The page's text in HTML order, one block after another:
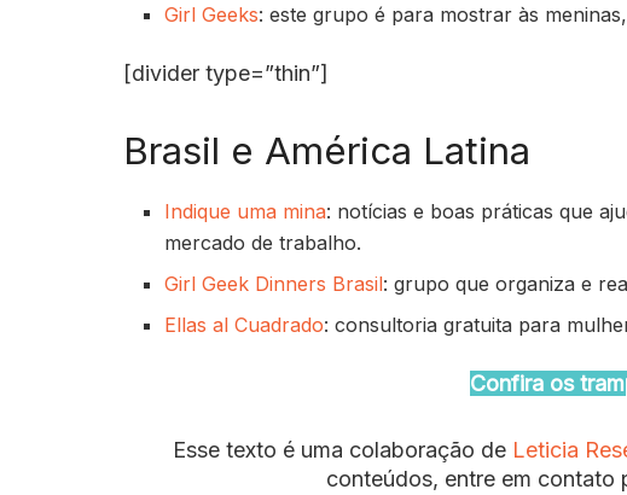
Girl Geeks: este grupo é para mostrar às
[divider type=”thin”]
Brasil e América Latina
Indique uma mina: notícias e boas práticas que
mercado de trabalho.
Girl Geek Dinners Brasil: grupo que organiza e
Ellas al Cuadrado: consultoria gratuita para
Confira os
Esse texto é uma colaboração de Leticia
conteúdos, entre em contato